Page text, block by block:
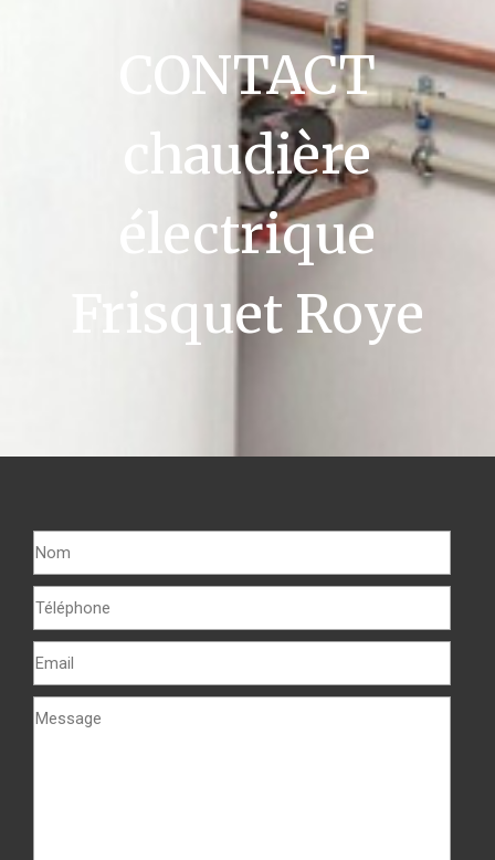
CONTACT
chaudière
électrique
Frisquet Roye